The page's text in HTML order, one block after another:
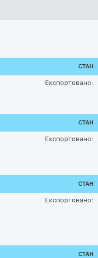
СТАН
Експортовано:
СТАН
Експортовано:
СТАН
Експортовано:
СТАН